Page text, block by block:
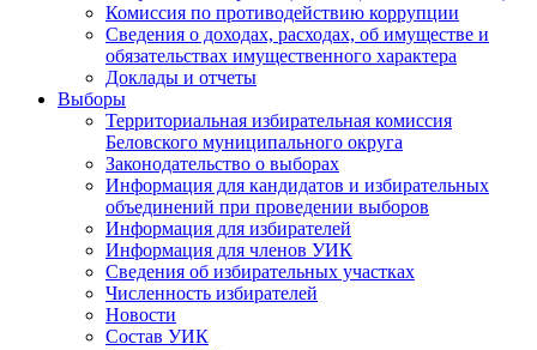
Комиссия по противодействию коррупции
Сведения о доходах, расходах, об имуществе и
обязательствах имущественного характера
Доклады и отчеты
Выборы
Территориальная избирательная комиссия
Беловского муниципального округа
Законодательство о выборах
Информация для кандидатов и избирательных
объединений при проведении выборов
Информация для избирателей
Информация для членов УИК
Сведения об избирательных участках
Численность избирателей
Новости
Состав УИК